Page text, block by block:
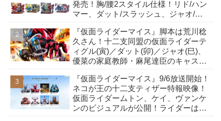
発売！胸/腰2スタイル仕様！リド/ハン
マー、ダット/スラッシュ、ジャオ/バ
も！
『仮面ライダーマイス』脚本は荒川稔
久さん！十二支同盟の仮面ライダーテ
ィグル(寅)／ダット(卯)／ジャオ(巳)、
優菜の家庭教師・麻尾達臣のキャスト
んも変身！
『仮面ライダーマイス』9/6放送開始！
ネコが王の十二支ティザー特報映像！
仮面ライダームトン、ケイ、ヴァンケ
ンのビジュアルが公開！ライダーは子